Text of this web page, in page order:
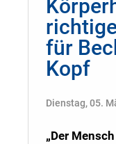
für
Kopf
Dienstag, 05.
„Der